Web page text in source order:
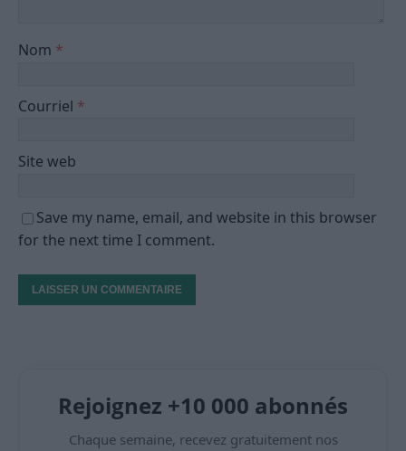
Nom *
Courriel *
Site web
Save my name, email, and website in this browser
for the next time I comment.
Rejoignez +10 000 abonnés
Chaque semaine, recevez gratuitement nos